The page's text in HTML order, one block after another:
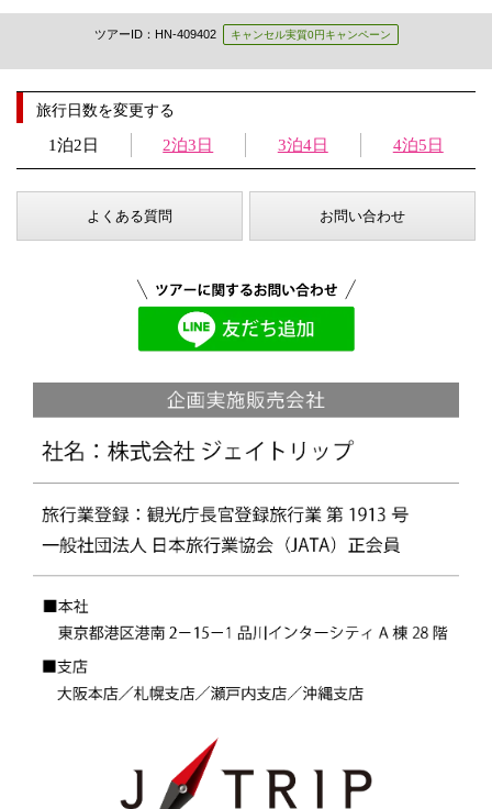
ツアーID：HN-409402 キャンセル実質0円キャンペーン
旅行日数を変更する
1泊2日 2泊3日 3泊4日 4泊5日
よくある質問 お問い合わせ